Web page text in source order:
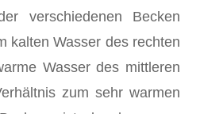
verschiedenen Becken
kalten Wasser des rechten
Wasser des mittleren
zum sehr warmen